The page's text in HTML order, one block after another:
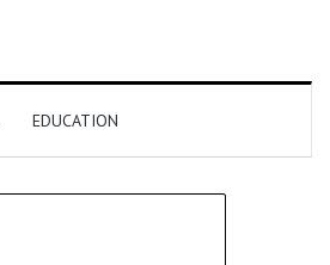
EDUCATION